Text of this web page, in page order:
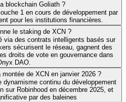
blockchain Goliath ?
1 en cours de développement par
pour les institutions financières.
le staking de XCN ?
via des contrats intelligents basés sur
sécurisent le réseau, gagnent des
droits de vote en gouvernance dans
DAO.
de XCN en janvier 2026 ?
dynamisme continu du développement
sur Robinhood en décembre 2025, et
par des baleines